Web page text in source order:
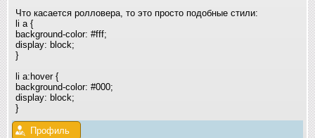
Что касается ролловера, то это просто подобные стили:
li a {
background-color: #fff;
display: block;
}
li a:hover {
background-color: #000;
display: block;
}
Профиль